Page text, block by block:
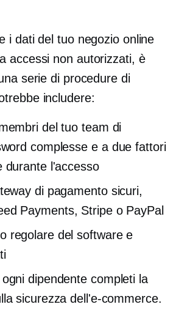
i dati del tuo negozio online
accessi non autorizzati, è
serie di procedure di
includere:
del tuo team di
complesse e a due fattori
durante l'accesso
di pagamento sicuri,
Payments, Stripe o PayPal
regolare del software e
dipendente completi la
sicurezza dell'e-commerce.